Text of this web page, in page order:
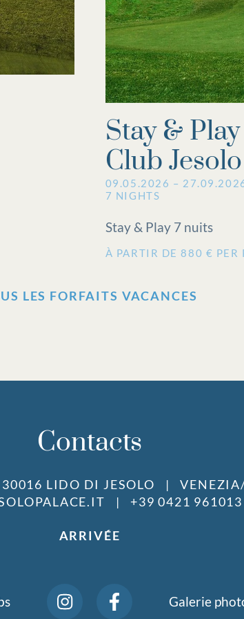
Stay &
Club Jesolo
09.05.2026 –
7 NIGHTS
Stay & Play 7 nuits
À PARTIR DE 880 € PER
LES FORFAITS VACANCES
Contacts
LIDO DI JESOLO
+39 0421 961013
ARRIVÉE
Galerie